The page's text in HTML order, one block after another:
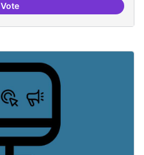
VoteComunitat software lliure